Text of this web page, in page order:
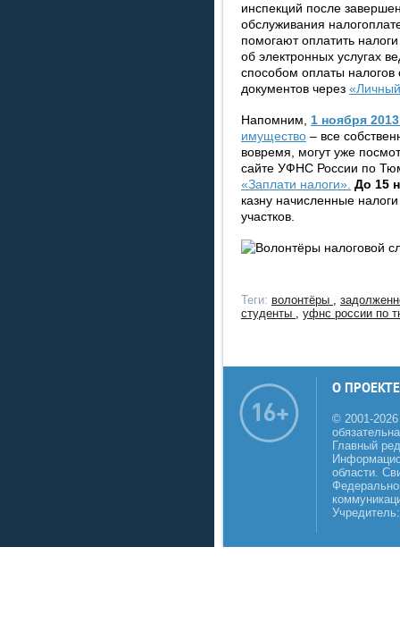
инспекций после
обслуживания
помогают оплатить
об электронных услугах
способом оплаты
документов через
Напомним, 1 ноября
имущество – все
вовремя, могут уже
сайте УФНС России по
«Заплати налоги». До 15
казну начисленные
участков.
Теги: волонтёры ,
студенты , уфнс россии по
О ПРОЕКТЕ
© 2001-
Главный
области.